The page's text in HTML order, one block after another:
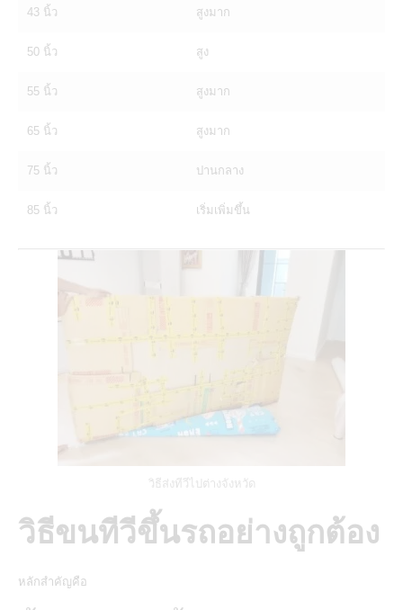
43 นิ้ว สูงมาก
50 นิ้ว สูง
55 นิ้ว สูงมาก
65 นิ้ว สูงมาก
75 นิ้ว ปานกลาง
85 นิ้ว เริ่มเพิ่มขึ้น
วิธีส่งทีวีไปต่างจังหวัด
วิธีขนทีวีขึ้นรถอย่างถูกต้อง
หลักสำคัญคือ